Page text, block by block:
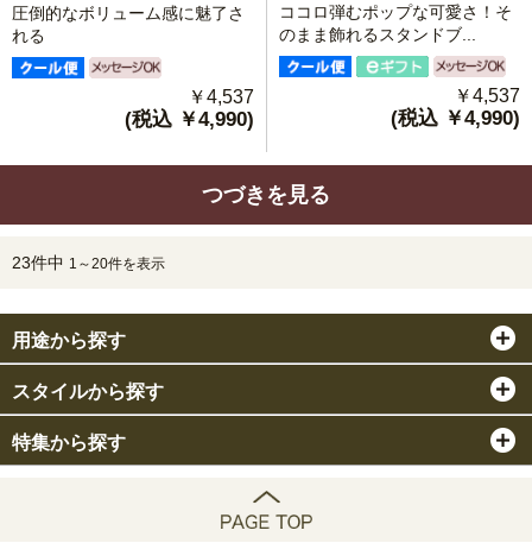
圧倒的なボリューム感に魅了さ
れる
￥4,537
(税込 ￥4,990)
ココロ弾むポップな可愛さ！そ
のまま飾れるスタンドブ...
￥4,537
(税込 ￥4,990)
つづきを見る
23件中 1～20件を表示
用途から探す
スタイルから探す
特集から探す